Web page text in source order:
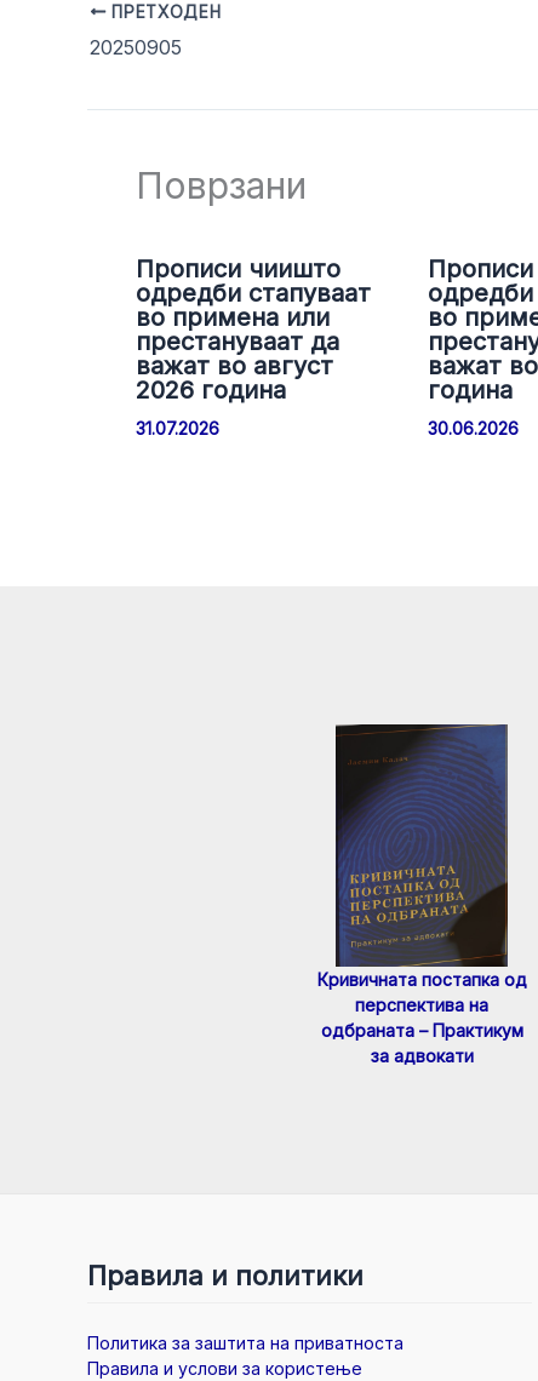
ПРЕТХОДЕН
20250905
Поврзани
Прописи чиишто
одредби стапуваат
во примена или
престануваат да
важат во август
2026 година
31.07.2026
одредби
во
важат
година
30.06.2026
Кривичната постапка од
перспектива на
одбраната – Практикум
за адвокати
Правила и политики
Политика за заштита на приватноста
Правила и услови за користење